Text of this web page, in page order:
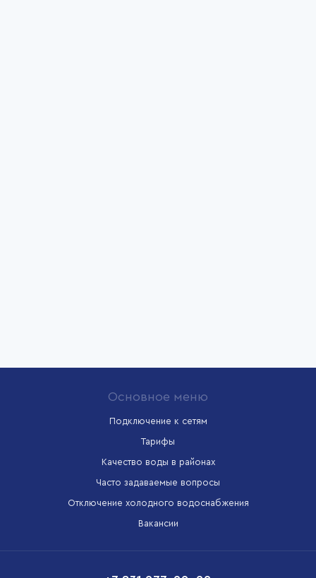
Основное меню
Подключение к сетям
Тарифы
Качество воды в районах
Часто задаваемые вопросы
Отключение холодного водоснабжения
Вакансии